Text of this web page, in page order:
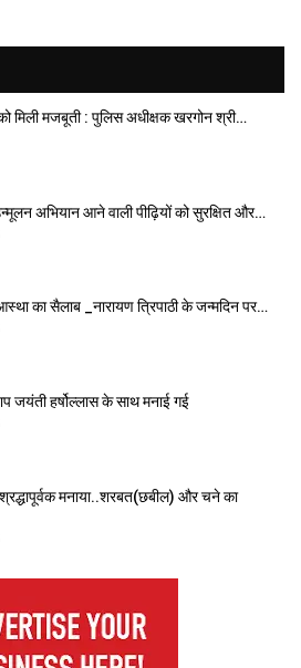
मिली मजबूती : पुलिस अधीक्षक खरगोन श्री…
अभियान आने वाली पीढ़ियों को सुरक्षित और…
का सैलाब _नारायण त्रिपाठी के जन्मदिन पर…
जयंती हर्षोल्लास के साथ मनाई गई
मनाया..शरबत(छबील) और चने का